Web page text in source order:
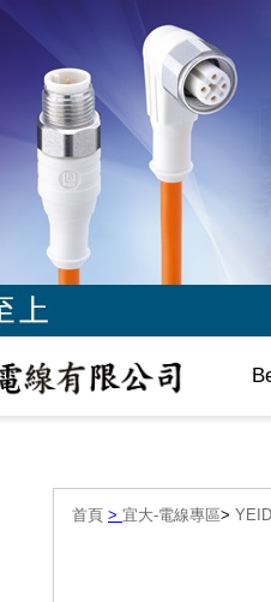
首頁 > 宜大-電線專區>